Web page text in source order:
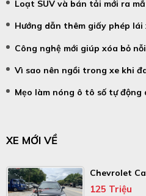
Loạt SUV và bán tải mới ra
Hướng dẫn thêm giấy phép lái
Công nghệ mới giúp xóa bỏ
Vì sao nên ngồi trong xe khi
Mẹo làm nóng ô tô số tự
XE MỚI VỀ
Chevrolet
125 Triệu